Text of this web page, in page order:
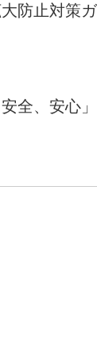
防止対策
全、安心